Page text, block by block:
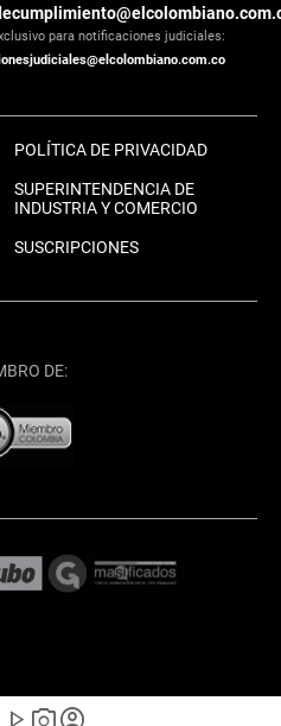
para notificaciones judiciales:
POLÍTICA DE PRIVACIDAD
SUPERINTENDENCIA DE
INDUSTRIA Y COMERCIO
SUSCRIPCIONES
DE: